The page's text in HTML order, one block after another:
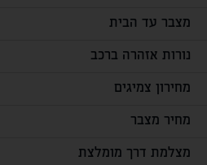
מצבר עד הבית
נורות אזהרה ברכב
מחירון צמיגים
מחיר מצבר
מצלמת דרך מומלצת